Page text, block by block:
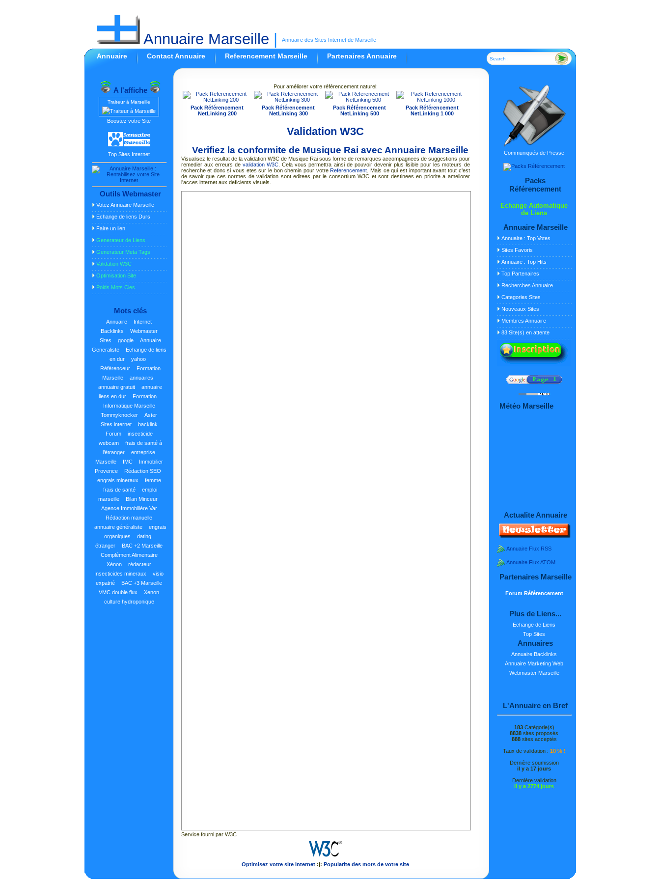
Annuaire Marseille Annuaire des Sites Internet de Marseille
Annuaire Contact Annuaire Referencement Marseille Partenaires Annuaire Search :
A l'affiche
Traiteur à Marseille
Boostez votre Site
Top Sites Internet
Outils Webmaster
Votez Annuaire Marseille
Echange de liens Durs
Faire un lien
Generateur de Liens
Generateur Meta Tags
Validation W3C
Optimisation Site
Poids Mots Cles
Mots clés
Annuaire
Internet
Backlinks
Webmaster
Sites
google
Annuaire
Generaliste
Echange de liens
en dur
yahoo
Référenceur
Formation
Marseille
annuaires
annuaire gratuit
annuaire
liens en dur
Formation
Informatique Marseille
Tommyknocker
Aster
Sites internet
backlink
Forum
insecticide
webcam
frais de santé à
l’étranger
entreprise
Marseille
IMC
Immobilier
Provence
Rédaction SEO
engrais mineraux
femme
frais de santé
emploi
marseille
Bilan Minceur
Agence Immobilière Var
Rédaction manuelle
annuaire généraliste
engrais
organiques
dating
étranger
BAC +2 Marseille
Complément Alimentaire
Xénon
rédacteur
Insecticides mineraux
visio
expatrié
BAC +3 Marseille
VMC double flux
Xenon
culture hydroponique
Pour améliorer votre référencement naturel:
Pack Référencement
NetLinking 200
Pack Référencement
NetLinking 300
Pack Référencement
NetLinking 500
Pack Référencement
NetLinking 1 000
Validation W3C
Verifiez la conformite de Musique Rai avec Annuaire Marseille
Visualisez le resultat de la validation W3C de Musique Rai sous forme de remarques accompagnees de suggestions pour
remedier aux erreurs de validation W3C. Cela vous permettra ainsi de pouvoir devenir plus lisible pour les moteurs de
recherche et donc si vous etes sur le bon chemin pour votre Referencement. Mais ce qui est important avant tout c'est
de savoir que ces normes de validation sont editees par le consortium W3C et sont destinees en priorite a ameliorer
l'acces internet aux deficients visuels.
Service fourni par W3C
Optimisez votre site Internet :|: Popularite des mots de votre site
Communiqués de Presse
Packs
Référencement
Echange Automatique
de Liens
Annuaire Marseille
Annuaire : Top Votes
Sites Favoris
Annuaire : Top Hits
Top Partenaires
Recherches Annuaire
Categories Sites
Nouveaux Sites
Membres Annuaire
83 Site(s) en attente
Météo Marseille
Actualite Annuaire
Annuaire Flux RSS
Annuaire Flux ATOM
Partenaires Marseille
Forum Référencement
Plus de Liens...
Echange de Liens
Top Sites
Annuaires
Annuaire Backlinks
Annuaire Marketing Web
Webmaster Marseille
L'Annuaire en Bref
183Catégorie(s)
8838 sites proposés
888sites acceptés
Taux de validation : 10 % !
Dernière soumission
il y a 17 jours
Dernière validation
il y a 2774 jours